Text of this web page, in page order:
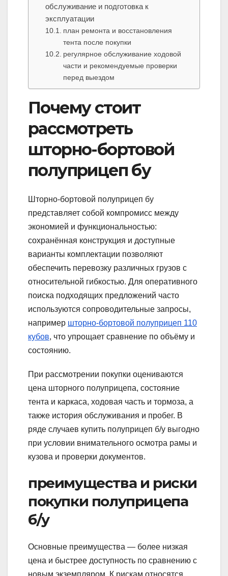
обслуживание и подготовка к
эксплуатации
план ремонта и восстановления
тента после покупки
регулярное обслуживание ходовой
части и рекомендуемые проверки
перед выездом
Почему стоит
рассмотреть
шторно-бортовой
полуприцеп бу
Шторно-бортовой полуприцеп бу
представляет собой компромисс между
экономией и функциональностью:
сохранённая конструкция и доступные
варианты комплектации позволяют
обеспечить перевозку различных грузов с
относительной гибкостью. Для оперативного
поиска подходящих предложений часто
используются сопроводительные запросы,
например шторно-бортовой полуприцеп 110
кубов, что упрощает сравнение по объёму и
состоянию.
При рассмотрении покупки оцениваются
цена шторного полуприцепа, состояние
тента и каркаса, ходовая часть и тормоза, а
также история обслуживания и пробег. В
ряде случаев купить полуприцеп б/у выгодно
при условии внимательного осмотра рамы и
кузова и проверки документов.
преимущества и риски
покупки полуприцепа
б/у
Основные преимущества — более низкая
цена и быстрее доступность по сравнению с